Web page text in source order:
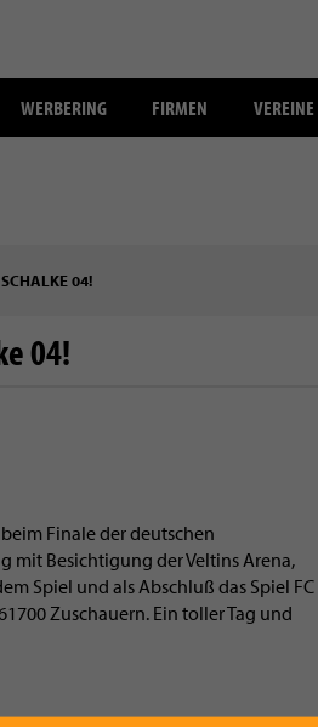
WERBERING FIRMEN VEREINE
04!
04!
Finale der deutschen
mit Besichtigung der Veltins Arena,
Spiel und als Abschluß das Spiel FC
Zuschauern. Ein toller Tag und